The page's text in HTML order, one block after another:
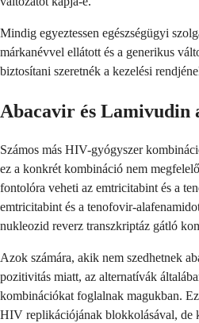
Mindig egyeztessen egészségügyi
márkanévvel ellátott és a generikus
biztosítani szeretnék a kezelési
Abacavir és Lamivudin
Számos más HIV-gyógyszer
ez a konkrét kombináció nem
fontolóra veheti az emtricitabint és a
emtricitabint és a tenofovir-
nukleozid reverz transzkriptáz gátló
Azok számára, akik nem szedhetnek
pozitivitás miatt, az alternatívák
kombinációkat foglalnak magukban.
HIV replikációjának blokkolásával, de